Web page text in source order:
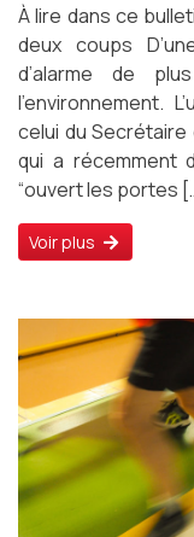
À lire dans ce
deux coups
d’alarme de
l’environnement.
celui du Secrétaire
qui a récemment
“ouvert les portes
Voir plus